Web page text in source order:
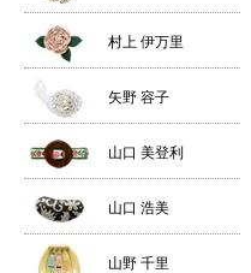
村上 伊万里
矢野 容子
山口 美登利
山口 浩美
山野 千里